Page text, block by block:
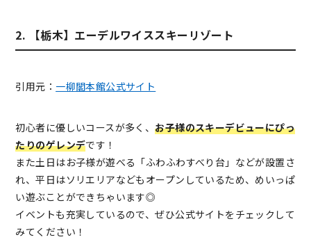
2. 【栃木】エーデルワイススキーリゾート
引用元： 一柳閣本館公式サイト
初心者に優しいコースが多く、お子様のスキーデビューにぴっ
たりのゲレンデです！
また土日はお子様が遊べる「ふわふわすべり台」などが設置さ
れ、平日はソリエリアなどもオープンしているため、めいっぱ
い遊ぶことができちゃいます◎
イベントも充実しているので、ぜひ公式サイトをチェックして
みてください！